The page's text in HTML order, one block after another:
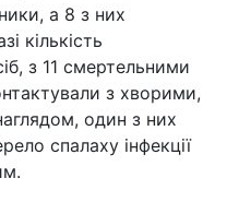
а 8 з них
кількість
з 11 смертельними
з хворими,
один з них
спалаху інфекції